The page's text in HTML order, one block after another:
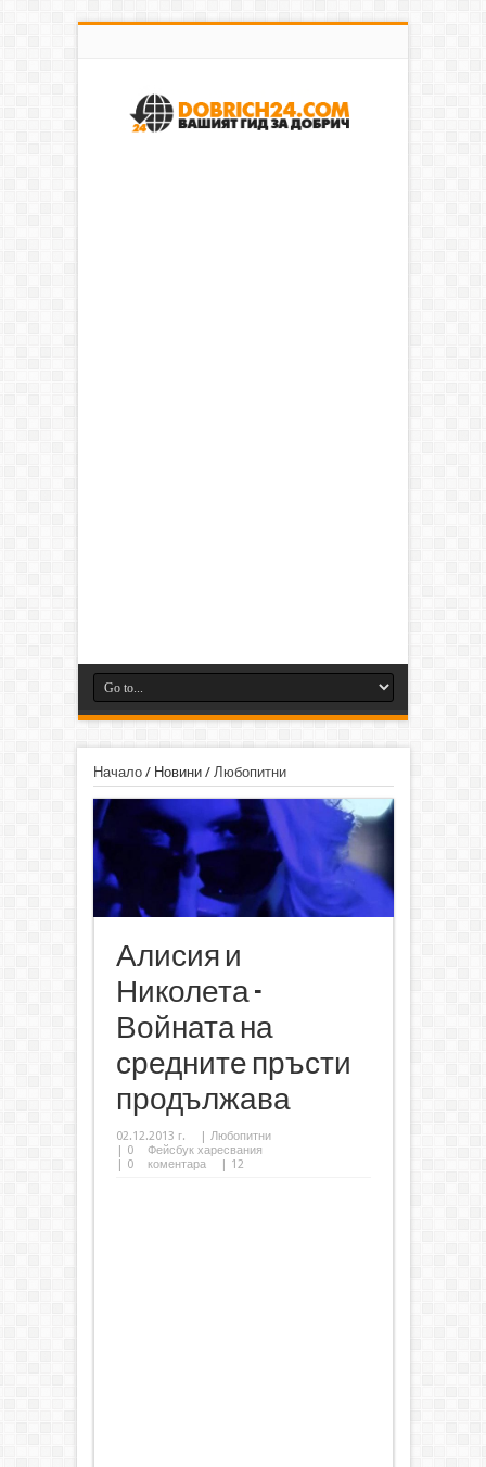
Начало/ Новини/ Любопитни
Алисия и
Николета -
Войната на
средните пръсти
продължава
02.12.2013 г. | Любопитни
| 0
Фейсбук харесвания
| 0 коментара | 12